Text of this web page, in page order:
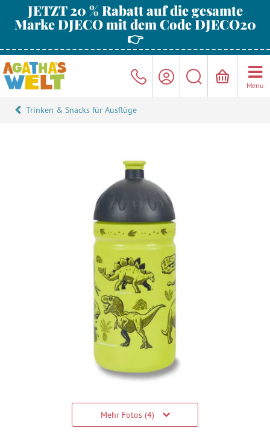
JETZT 20 % Rabatt auf die gesamte
Marke DJECO mit dem Code DJECO20
👉
Menu
Trinken & Snacks für Ausflüge
Mehr Fotos (4)